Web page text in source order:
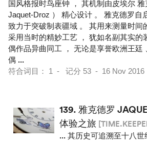
国风格报时鸟座钟 ， 其机制由皮埃尔 雅
Jaquet-Droz ） 精心设计 。 雅克德罗自
致力于突破制表疆域 。 其用来测量时间
采用当时的精妙工艺 ， 犹如名副其实的
偶作品异曲同工 ， 无论是享誉欧洲王廷
偶 ...
符合词目： 1 - 记分 53 - 16 Nov
139. 雅克德罗
体验之旅
... 其历史可追溯至十八